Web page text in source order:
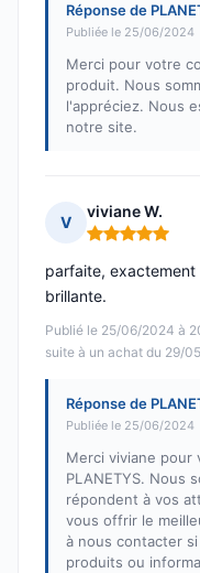
Réponse de
Publiée le 25/06/2024
Merci pour votre
produit. Nous
l'appréciez. Nous
notre site.
V
viviane W.
Note : 5 sur 5
Publié le 25/06/2024 à
suite à un achat du 29/
parfaite, exactement
brillante.
Réponse de
Publiée le 25/06/2024
Merci viviane
PLANETYS. Nous
répondent à vos
vous offrir le
à nous contacter
produits ou